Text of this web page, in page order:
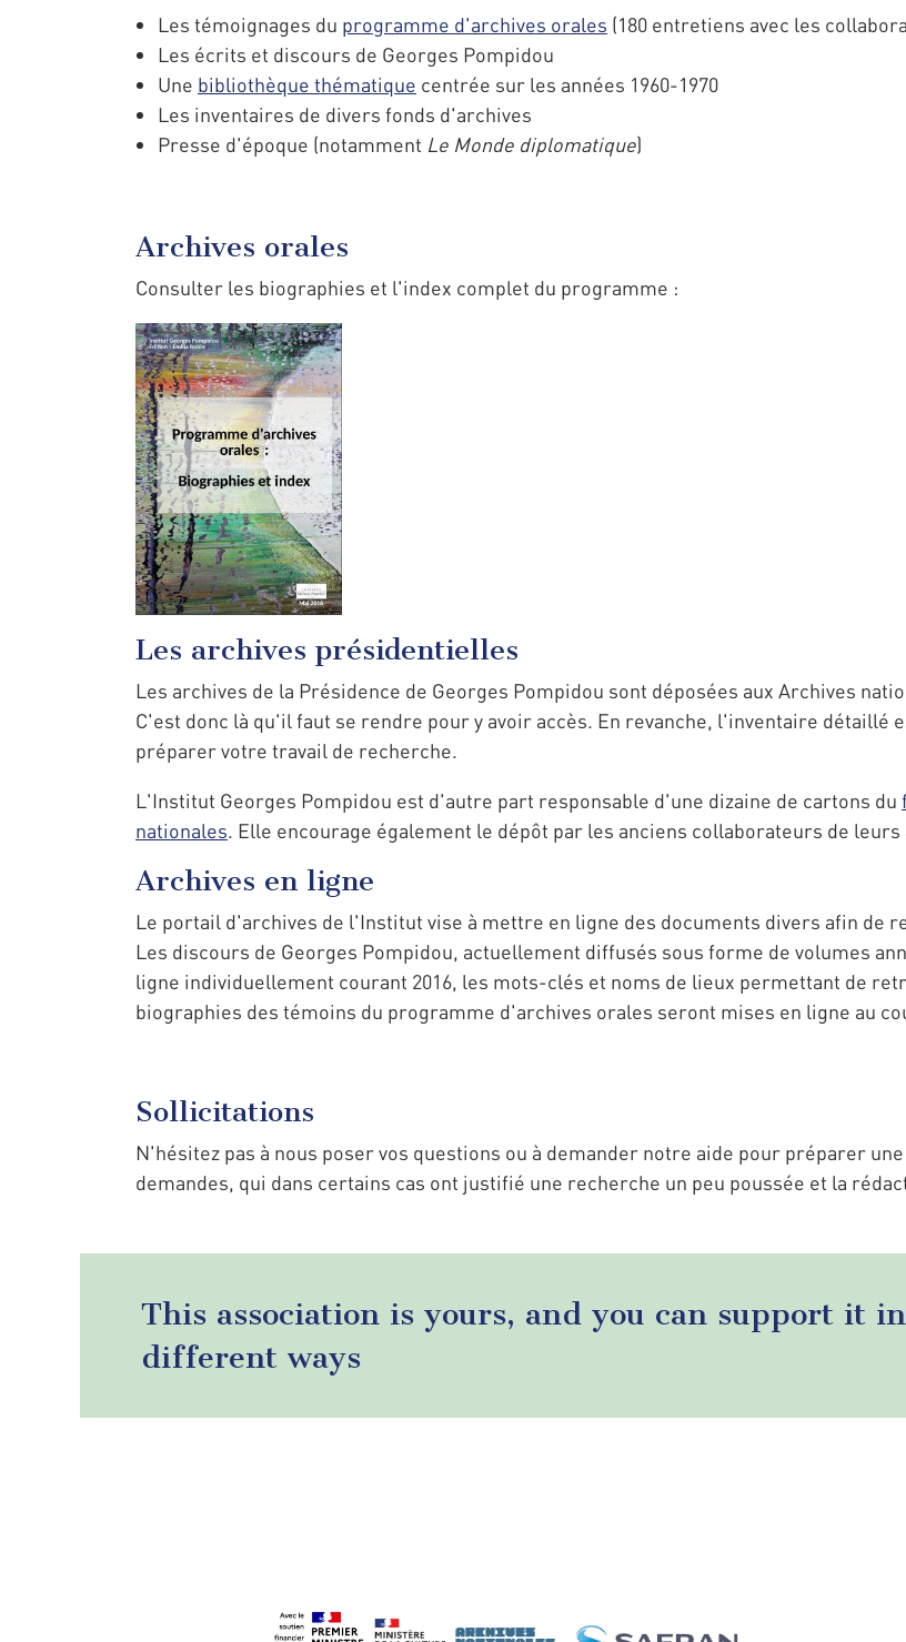
Les témoignages du programme d'archives orales (180 entretiens avec les
Les écrits et discours de Georges Pompidou
Une bibliothèque thématique centrée sur les années 1960-1970
Les inventaires de divers fonds d'archives
Presse d'époque (notamment Le Monde diplomatique)
Archives orales
Consulter les biographies et l'index complet du programme :
Les archives présidentielles
Les archives de la Présidence de Georges Pompidou sont déposées aux Archives
C'est donc là qu'il faut se rendre pour y avoir accès. En revanche, l'inventaire détaillé
préparer votre travail de recherche.
L'Institut Georges Pompidou est d'autre part responsable d'une dizaine de cartons du
nationales. Elle encourage également le dépôt par les anciens collaborateurs de
Archives en ligne
Le portail d'archives de l'Institut vise à mettre en ligne des documents divers afin de
Les discours de Georges Pompidou, actuellement diffusés sous forme de volumes
ligne individuellement courant 2016, les mots-clés et noms de lieux permettant de
biographies des témoins du programme d'archives orales seront mises en ligne au
Sollicitations
N'hésitez pas à nous poser vos questions ou à demander notre aide pour préparer
demandes, qui dans certains cas ont justifié une recherche un peu poussée et la
This association is yours, and you can support it in
different ways